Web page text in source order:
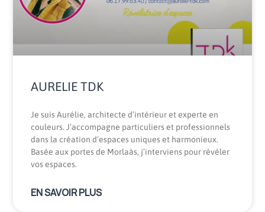
AURELIE TDK
Je suis Aurélie, architecte d’intérieur et experte en
couleurs. J’accompagne particuliers et professionnels
dans la création d’espaces uniques et harmonieux.
Basée aux portes de Morlaàs, j’interviens pour révéler
vos espaces.
EN SAVOIR PLUS